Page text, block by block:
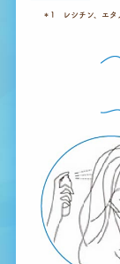
＊1 レシチン、エタ